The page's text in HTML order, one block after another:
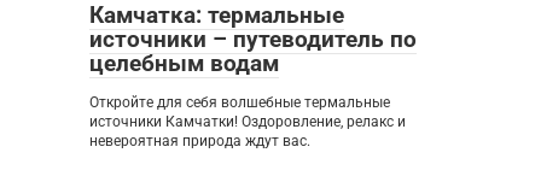
Камчатка: термальные
источники – путеводитель по
целебным водам
Откройте для себя волшебные термальные
источники Камчатки! Оздоровление, релакс и
невероятная природа ждут вас.